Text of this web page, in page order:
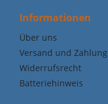
Informationen
Über uns
Versand und Zahlung
Widerrufsrecht
Batteriehinweis